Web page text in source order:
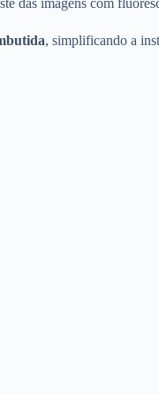
das imagens com
, simplificando a